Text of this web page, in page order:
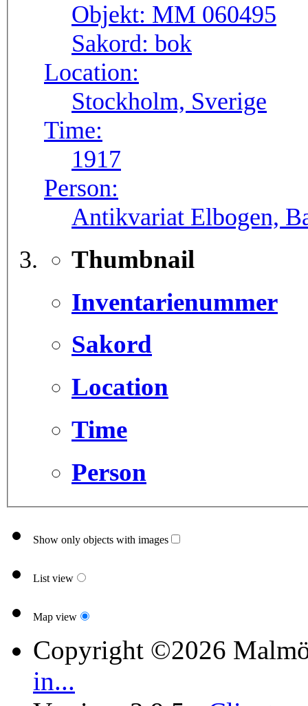
Objekt: MM 060495
Sakord: bok
Location:
Stockholm, Sverige
Time:
1917
Person:
Antikvariat Elbogen,
Thumbnail
Inventarienummer
Sakord
Location
Time
Person
Show only objects with images
List view
Map view
Copyright ©2026
in...